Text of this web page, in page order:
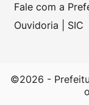
Fale com a
Ouvidoria | SIC
©2026 -